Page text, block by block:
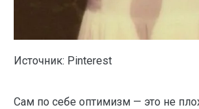
Источник: Pinterest
Сам по себе оптимизм — это не